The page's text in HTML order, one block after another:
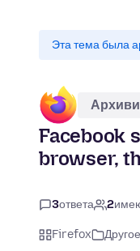
Эта тема была
Facebook
browser,
3ответа 2
Firefox Другое